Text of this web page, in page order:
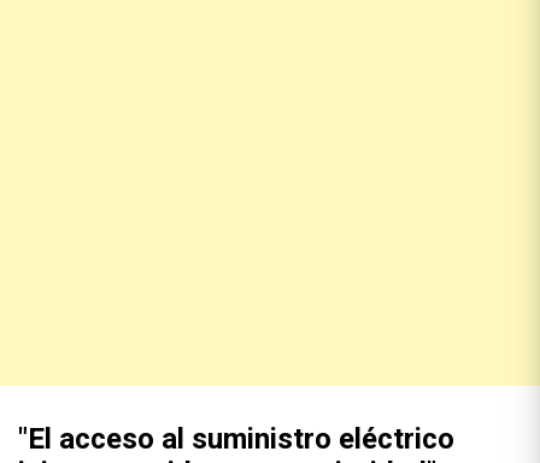
"El acceso al suministro eléctrico